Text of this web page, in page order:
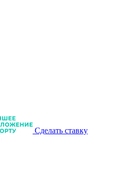
Сделать ставку